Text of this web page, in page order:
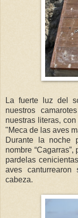
La fuerte luz del
nuestros
nuestras literas,
"Meca de las aves
Durante la noche
nombre
pardelas
aves canturrearon
cabeza.